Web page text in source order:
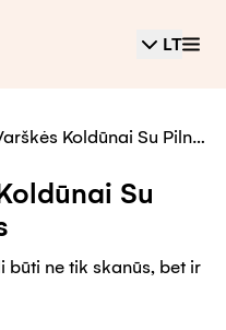
LT
Koldūnai Su Pilno
Su
ne tik skanūs, bet ir